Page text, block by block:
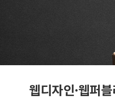
웹디자인·웹퍼